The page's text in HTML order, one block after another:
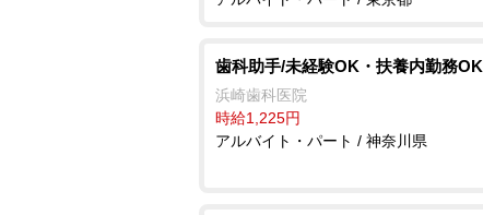
歯科助手/未経験OK・扶養内勤務OK
浜崎歯科医院
時給1,225円
アルバイト・パート / 神奈川県